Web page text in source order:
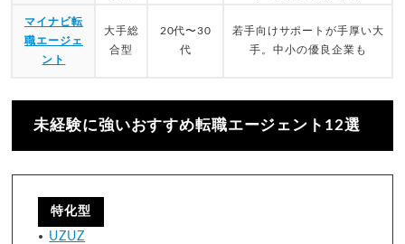
マイナビ転
職エージェ
ント
大手総
合型
20代〜30
代
若手向けサポートが手厚い大
手。中小の優良企業も
未経験に強いおすすめ転職エージェント12選
特化型
UZUZ